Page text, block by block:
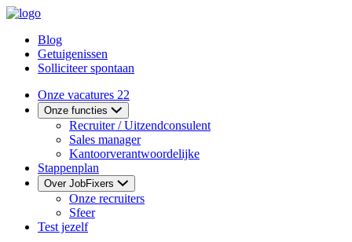
Blog
Getuigenissen
Solliciteer spontaan
Onze vacatures 22
Onze functies
Recruiter / Uitzendconsulent
Sales manager
Kantoorverantwoordelijke
Stappenplan
Over JobFixers
Onze recruiters
Sfeer
Test jezelf